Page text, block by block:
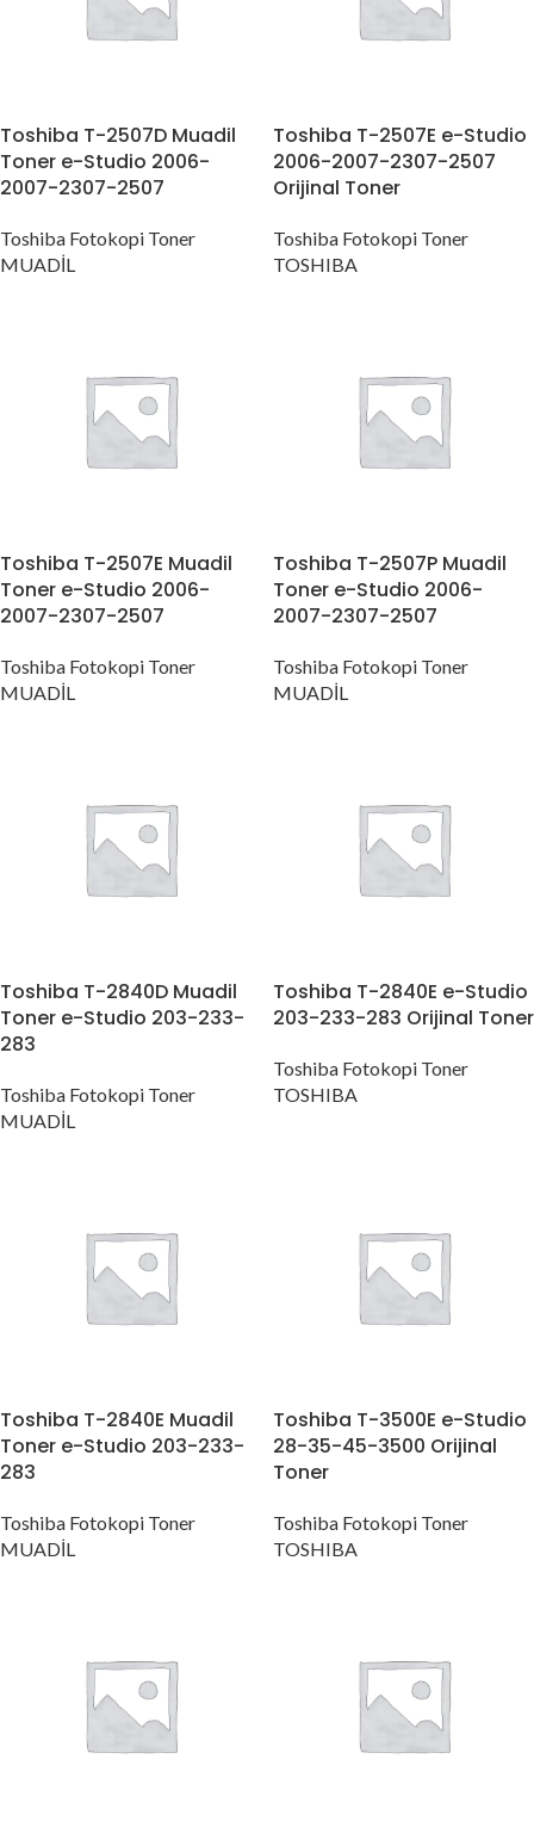
Toshiba T-2507D Muadil
Toner e-Studio 2006-
2007-2307-2507
Toshiba Fotokopi Toner
MUADİL
Toshiba T-2507E e-Studio
2006-2007-2307-2507
Orijinal Toner
Toshiba Fotokopi Toner
TOSHIBA
Toshiba T-2507E Muadil
Toner e-Studio 2006-
2007-2307-2507
Toshiba Fotokopi Toner
MUADİL
Toshiba T-2507P Muadil
Toner e-Studio 2006-
2007-2307-2507
Toshiba Fotokopi Toner
MUADİL
Toshiba T-2840D Muadil
Toner e-Studio 203-233-
283
Toshiba Fotokopi Toner
MUADİL
Toshiba T-2840E e-Studio
203-233-283 Orijinal Toner
Toshiba Fotokopi Toner
TOSHIBA
Toshiba T-2840E Muadil
Toner e-Studio 203-233-
283
Toshiba Fotokopi Toner
MUADİL
Toshiba T-3500E e-Studio
28-35-45-3500 Orijinal
Toner
Toshiba Fotokopi Toner
TOSHIBA